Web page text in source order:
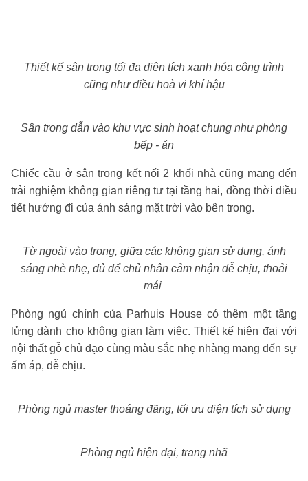
Thiết kế sân trong tối đa diện tích xanh hóa công trình
cũng như điều hoà vi khí hậu
Sân trong dẫn vào khu vực sinh hoạt chung như phòng
bếp - ăn
Chiếc cầu ở sân trong kết nối 2 khối nhà cũng mang đến
trải nghiệm không gian riêng tư tại tầng hai, đồng thời điều
tiết hướng đi của ánh sáng mặt trời vào bên trong.
Từ ngoài vào trong, giữa các không gian sử dụng, ánh
sáng nhè nhẹ, đủ để chủ nhân cảm nhận dễ chịu, thoải
mái
Phòng ngủ chính của Parhuis House có thêm một tầng
lửng dành cho không gian làm việc. Thiết kế hiện đại với
nội thất gỗ chủ đạo cùng màu sắc nhẹ nhàng mang đến sự
ấm áp, dễ chịu.
Phòng ngủ master thoáng đãng, tối ưu diện tích sử dụng
Phòng ngủ hiện đại, trang nhã